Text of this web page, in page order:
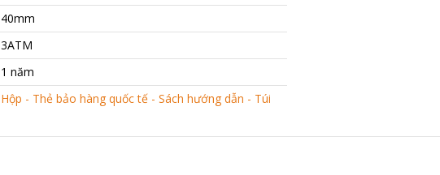
40mm
3ATM
1 năm
Hộp - Thẻ bảo hàng quốc tế - Sách hướng dẫn - Túi